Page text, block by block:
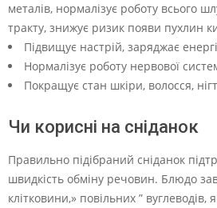
металів, нормалізує роботу всього
тракту, знижує ризик появи пухлин
Підвищує настрій, заряджає
Нормалізує роботу нервової
Покращує стан шкіри, волосся,
Чи корисні на сніданок
Правильно підібраний сніданок
швидкість обміну речовин. Блюдо
клітковини,» повільних ” вуглеводів,